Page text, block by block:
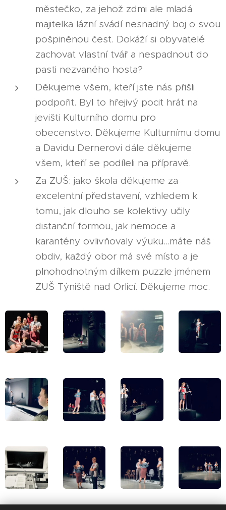
městečko, za jehož zdmi ale mladá
majitelka lázní svádí nesnadný boj o svou
pošpiněnou čest. Dokáží si obyvatelé
zachovat vlastní tvář a nespadnout do
pasti nezvaného hosta?
Děkujeme všem, kteří jste nás přišli
podpořit. Byl to hřejivý pocit hrát na
jevišti Kulturního domu pro
obecenstvo. Děkujeme Kulturnímu domu
a Davidu Dernerovi dále děkujeme
všem, kteří se podíleli na přípravě.
Za ZUŠ: jako škola děkujeme za
excelentní představení, vzhledem k
tomu, jak dlouho se kolektivy učily
distanční formou, jak nemoce a
karantény ovlivňovaly výuku...máte náš
obdiv, každý obor má své místo a je
plnohodnotným dílkem puzzle jménem
ZUŠ Týniště nad Orlicí. Děkujeme moc.